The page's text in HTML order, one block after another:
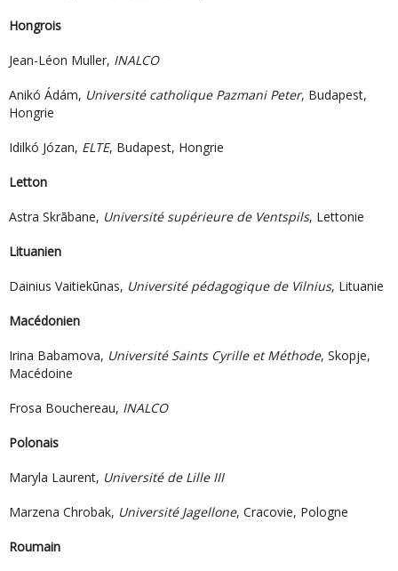
Hongrois
Jean-Léon Muller, INALCO
Anikó Ádám, Université catholique Pazmani Peter, Budapest,
Hongrie
Idilkó Józan, ELTE, Budapest, Hongrie
Letton
Astra Skrābane, Université supérieure de Ventspils, Lettonie
Lituanien
Dainius Vaitiekūnas, Université pédagogique de Vilnius, Lituanie
Macédonien
Irina Babamova, Université Saints Cyrille et Méthode, Skopje,
Macédoine
Frosa Bouchereau, INALCO
Polonais
Maryla Laurent, Université de Lille III
Marzena Chrobak, Université Jagellone, Cracovie, Pologne
Roumain